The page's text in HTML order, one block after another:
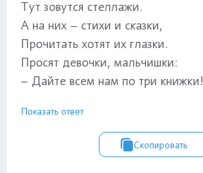
Тут зовутся стеллажи.
А на них – стихи и сказки,
Прочитать хотят их глазки.
Просят девочки, мальчишки:
– Дайте всем нам по три книжки!
Показать ответ
Скопировать